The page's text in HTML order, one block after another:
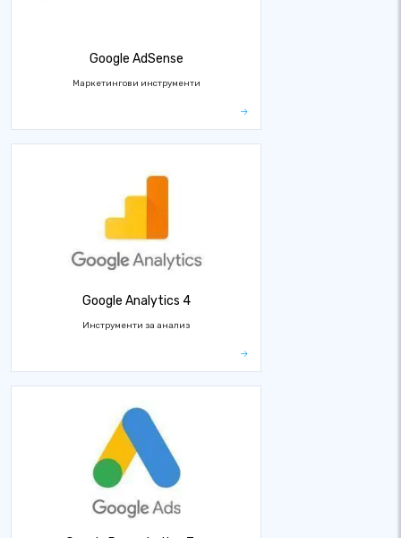
Google AdSense
Маркетингови инструменти
Google Analytics 4
Инструменти за анализ